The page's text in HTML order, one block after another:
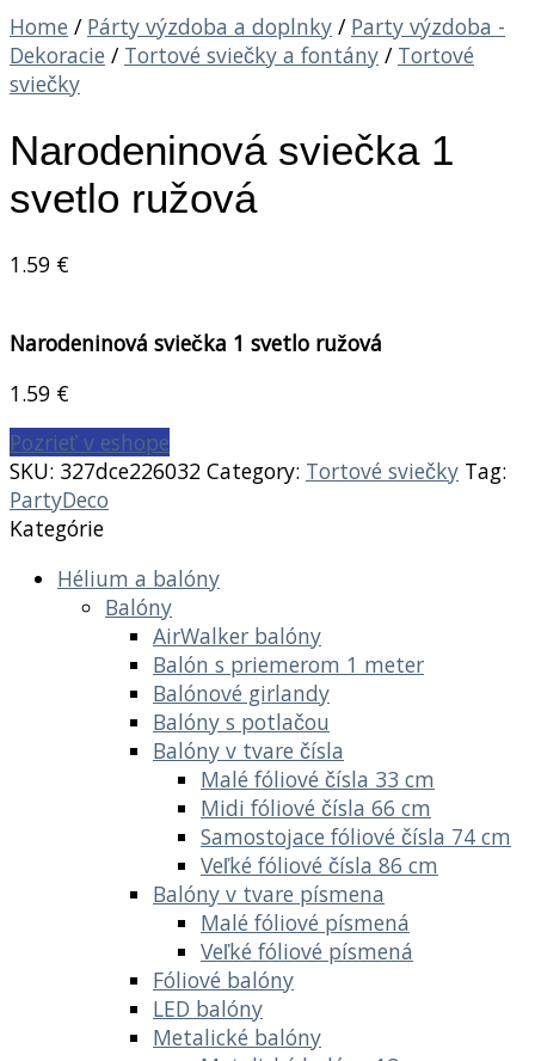
Home / Párty výzdoba a doplnky / Party výzdoba -
Dekoracie / Tortové sviečky a fontány / Tortové
sviečky
Narodeninová sviečka 1
svetlo ružová
1.59 €
Narodeninová sviečka 1 svetlo ružová
1.59 €
Pozrieť v eshope
SKU: 327dce226032 Category: Tortové sviečky Tag:
PartyDeco
Kategórie
Hélium a balóny
Balóny
AirWalker balóny
Balón s priemerom 1 meter
Balónové girlandy
Balóny s potlačou
Balóny v tvare čísla
Malé fóliové čísla 33 cm
Midi fóliové čísla 66 cm
Samostojace fóliové čísla 74 cm
Veľké fóliové čísla 86 cm
Balóny v tvare písmena
Malé fóliové písmená
Veľké fóliové písmená
Fóliové balóny
LED balóny
Metalické balóny